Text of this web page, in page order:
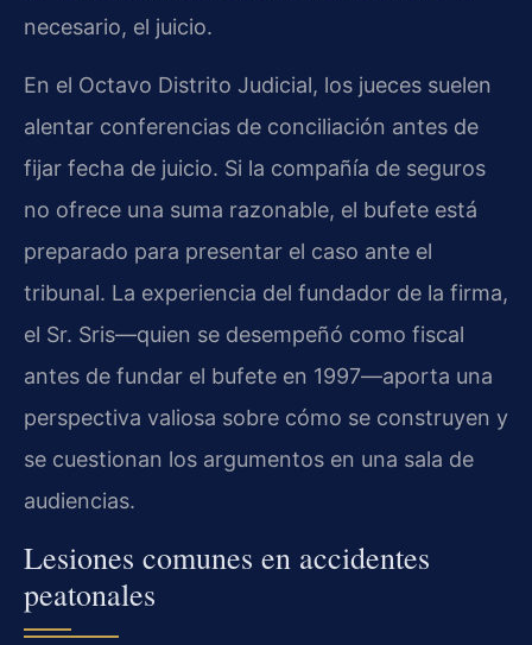
necesario, el juicio.
En el Octavo Distrito Judicial, los jueces suelen
alentar conferencias de conciliación antes de
fijar fecha de juicio. Si la compañía de seguros
no ofrece una suma razonable, el bufete está
preparado para presentar el caso ante el
tribunal. La experiencia del fundador de la firma,
el Sr. Sris—quien se desempeñó como fiscal
antes de fundar el bufete en 1997—aporta una
perspectiva valiosa sobre cómo se construyen y
se cuestionan los argumentos en una sala de
audiencias.
Lesiones comunes en accidentes
peatonales